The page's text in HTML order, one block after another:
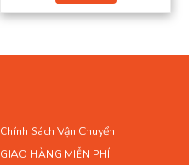
Chính Sách Vận Chuyển
GIAO HÀNG MIỄN PHÍ